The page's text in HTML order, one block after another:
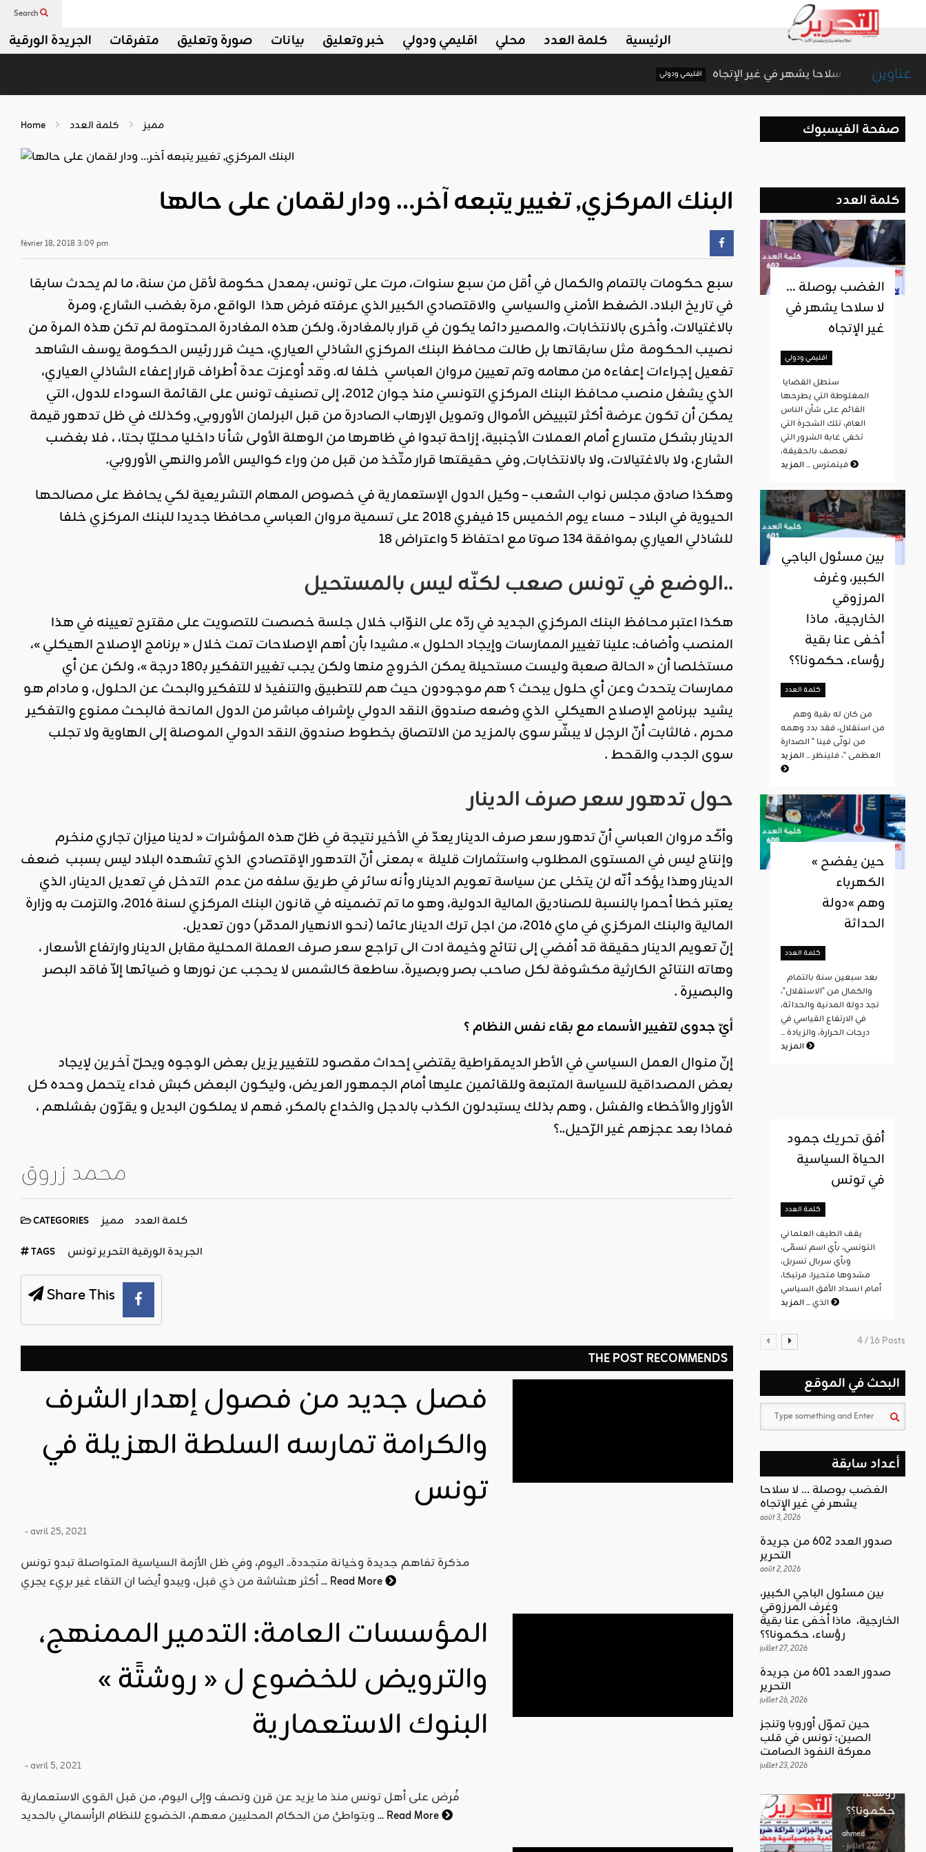
Search
الجريدة الورقية متفرقات صورة وتعليق بيانات خبر وتعليق اقليمي ودولي محلي كلمة العدد الرئيسية
عناوين اقليمي ودولي الغضب بوصلة … لا سلاحا يشهر في غير الإتجاه
Home مميز كلمة العدد
البنك المركزي, تغيير يتبعه آخر… ودار لقمان على حالها
février 18, 2018 3:09 pm
سبع حكومات بالتمام والكمال في أقل من سبع سنوات، مرت على تونس، بمعدل حكومة لأقل من سنة، ما لم يحدث سابقا
في تاريخ البلاد. الضغط الأمني والسياسي والاقتصادي الكبير الذي عرفته فرض هذا الواقع، مرة بغضب الشارع، ومرة
بالاغتيالات، وأخرى بالانتخابات، والمصير دائما يكون في قرار بالمغادرة، ولكن هذه المغادرة المحتومة لم تكن هذه المرة من
نصيب الحكومة مثل سابقاتها بل طالت محافظ البنك المركزي الشاذلي العياري، حيث قرر رئيس الحكومة يوسف الشاهد
تفعيل إجراءات إعفاءه من مهامه وتم تعيين مروان العباسي خلفا له. وقد أوعزت عدة أطراف قرار إعفاء الشاذلي العياري،
الذي يشغل منصب محافظ البنك المركزي التونسي منذ جوان 2012، إلى تصنيف تونس على القائمة السوداء للدول، التي
يمكن أن تكون عرضة أكثر لتبييض الأموال وتمويل الإرهاب الصادرة من قبل البرلمان الأوروبي, وكذلك في ظل تدهور قيمة
الدينار بشكل متسارع أمام العملات الأجنبية، إزاحة تبدوا في ظاهرها من الوهلة الأولى شأنا داخليا محليّا بحتا، ، فلا بغضب
الشارع، ولا بالاغتيالات، ولا بالانتخابات, وفي حقيقتها قرار متّخذ من قبل من وراء كواليس الأمر والنهي الأوروبي.
وهكذا صادق مجلس نواب الشعب – وكيل الدول الإستعمارية في خصوص المهام التشريعية لكي يحافظ على مصالحها
الحيوية في البلاد – مساء يوم الخميس 15 فيفري 2018 على تسمية مروان العباسي محافظا جديدا للبنك المركزي خلفا
للشاذلي العياري بموافقة 134 صوتا مع احتفاظ 5 واعتراض 18
الوضع في تونس صعب لكنّه ليس بالمستحيل..
هكذا اعتبر محافظ البنك المركزي الجديد في ردّه على النوّاب خلال جلسة خصصت للتصويت على مقترح تعيينه في هذا
المنصب وأضاف: علينا تغيير الممارسات وإيجاد الحلول ». مشيدا بأن أهم الإصلاحات تمت خلال « برنامج الإصلاح الهيكلي »،
مستخلصا أن « الحالة صعبة وليست مستحيلة يمكن الخروج منها ولكن يجب تغيير التفكير بـ180 درجة »، ولكن عن أي
ممارسات يتحدث وعن أي حلول يبحث ؟ هم موجودون حيث هم للتطبيق والتنفيذ لا للتفكير والبحث عن الحلول، و مادام هو
يشيد ببرنامج الإصلاح الهيكلي الذي وضعه صندوق النقد الدولي بإشراف مباشر من الدول المانحة فالبحث ممنوع والتفكير
محرم ، فالثابت أنّ الرجل لا يبشّر سوى بالمزيد من الالتصاق بخطوط صندوق النقد الدولي الموصلة إلى الهاوية ولا تجلب
سوى الجدب والقحط .
حول تدهور سعر صرف الدينار
وأكّد مروان العباسي أنّ تدهور سعر صرف الدينار يعدّ في الأخير نتيجة في ظلّ هذه المؤشرات « لدينا ميزان تجاري منخرم
وإنتاج ليس في المستوى المطلوب واستثمارات قليلة » بمعنى أنّ التدهور الإقتصادي الذي تشهده البلاد ليس بسبب ضعف
الدينار وهذا يؤكد أنّه لن يتخلى عن سياسة تعويم الدينار وأنه سائر في طريق سلفه من عدم التدخل في تعديل الدينار، الذي
يعتبر خطا أحمرا بالنسبة للصناديق المالية الدولية، وهو ما تم تضمينه في قانون البنك المركزي لسنة 2016، والتزمت به وزارة
المالية والبنك المركزي في ماي 2016، من اجل ترك الدينار عائما (نحو الانهيار المدمّر) دون تعديل.
إنّ تعويم الدينار حقيقة قد أفضي إلى نتائج وخيمة ادت الى تراجع سعر صرف العملة المحلية مقابل الدينار وارتفاع الأسعار ،
وهاته النتائج الكارثية مكشوفة لكل صاحب بصر وبصيرة، ساطعة كالشمس لا يحجب عن نورها و ضيائها إلاّ فاقد البصر
والبصيرة .
أيّ جدوى لتغيير الأسماء مع بقاء نفس النظام ؟
إنّ منوال العمل السياسي في الأطر الديمقراطية يقتضي إحداث مقصود للتغيير يزيل بعض الوجوه ويحلّ آخرين لإيجاد
بعض المصداقية للسياسة المتبعة وللقائمين عليها أمام الجمهور العريض، وليكون البعض كبش فداء يتحمل وحده كل
الأوزار والأخطاء والفشل ، وهم بذلك يستبدلون الكذب بالدجل والخداع بالمكر، فهم لا يملكون البديل و يقرّون بفشلهم ،
فماذا بعد عجزهم غير الرّحيل..؟
محمد زروق
CATEGORIES كلمة العدد مميز
TAGS الجريدة الورقية التحرير تونس
Share This
THE POST RECOMMENDS
فصل جديد من فصول إهدار الشرف
والكرامة تمارسه السلطة الهزيلة في
تونس
- avril 25, 2021
مذكرة تفاهم جديدة وخيانة متجددة.. اليوم، وفي ظل الأزمة السياسية المتواصلة تبدو تونس
أكثر هشاشة من ذي قبل، ويبدو أيضا ان التقاء غير بريء يجري ...Read More
المؤسسات العامة: التدمير الممنهج،
والترويض للخضوع ل « روشتًة »
البنوك الاستعمارية
- avril 5, 2021
فُرض على أهل تونس منذ ما يزيد عن قرن ونصف وإلى اليوم، من قبل القوى الاستعمارية
وبتواطئ من الحكام المحليين معهم، الخضوع للنظام الرأسمالي بالحديد ...Read More
صفحة الفيسبوك
كلمة العدد
الغضب بوصلة …
لا سلاحا يشهر في
غير الإتجاه
اقليمي ودولي
المغلوطة التي يطرحها
القائم على شأن الناس
العام، تلك الشجرة التي
تخفي غابة الشرور التي
تعصف بالحقيقة،
فيتمترس ...المزيد
بين مسئول الباجي
الكبير، وغرف
المرزوقي
الخارجية، ماذا
أخفى عنا بقية
رؤساء، حكمونا؟؟
كلمة العدد
من استقلال، فقد بدد وهمه
من تولّى فينا " الصدارة
العظمى "، فلينظر ...المزيد
« حين يفضح
الكهرباء
وهم »دولة
الحداثة
كلمة العدد
والكمال من "الاستقلال"،
تجد دولة المدنية والحداثة،
في الارتفاع القياسي في
درجات الحرارة، والزيادة ...
المزيد
أفق تحريك جمود
الحياة السياسية
في تونس
كلمة العدد
يقف الطيف العلماني
التونسي، بأي اسم تسمّى،
وبأي سربال تسربل،
مشدوها متحيرا، مرتبكا،
أمام انسداد الأفق السياسي
الذي ...المزيد
4 / 16 Posts
البحث في الموقع
أعداد سابقة
الغضب بوصلة … لا سلاحا
يشهر في غير الإتجاه
août 3, 2026
صدور العدد 602 من جريدة
التحرير
août 2, 2026
بين مسئول الباجي الكبير،
وغرف المرزوقي
الخارجية، ماذا أخفى عنا بقية
رؤساء، حكمونا؟؟
juillet 27, 2026
صدور العدد 601 من جريدة
التحرير
juillet 26, 2026
حين تموّل أوروبا وتنجز
الصين: تونس في قلب
معركة النفوذ الصامت
juillet 23, 2026
تونس في
0
بوصلة …
بين
الباجي
المرزوقي
الخارجية،
ماذا أخفى
رؤساء،
حكمونا؟؟
ahmed
- juillet 27,